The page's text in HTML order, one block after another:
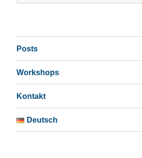
Posts
Workshops
Kontakt
Deutsch